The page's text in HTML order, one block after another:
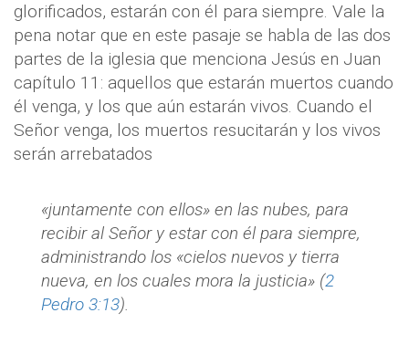
glorificados, estarán con él para siempre. Vale la
pena notar que en este pasaje se habla de las dos
partes de la iglesia que menciona Jesús en Juan
capítulo 11: aquellos que estarán muertos cuando
él venga, y los que aún estarán vivos. Cuando el
Señor venga, los muertos resucitarán y los vivos
serán arrebatados
«juntamente con ellos» en las nubes, para
recibir al Señor y estar con él para siempre,
administrando los «cielos nuevos y tierra
nueva, en los cuales mora la justicia» (2
Pedro 3:13).